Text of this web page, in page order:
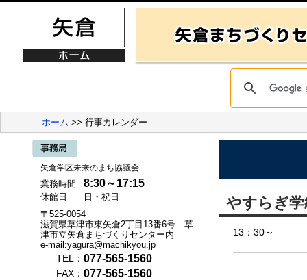
ホーム >> 行事カレンダー
矢倉学区未来のまち協議会
業務時間 8:30～17:15
休館日
日・祝日
〒525-0054
滋賀県草津市東矢倉2丁目13番6号 草
津市立矢倉まちづくりセンター内
e-mail:yagura@machikyou.jp
TEL： 077-565-1560
FAX： 077-565-1560
やすらぎ学
13：30～